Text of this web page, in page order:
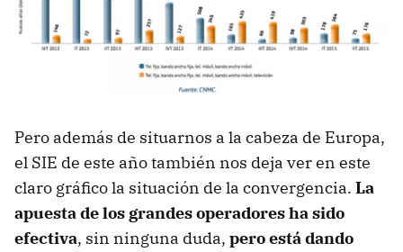
Pero además de situarnos a la cabeza de Europa,
el SIE de este año también nos deja ver en este
claro gráfico la situación de la convergencia. La
apuesta de los grandes operadores ha sido
efectiva, sin ninguna duda, pero está dando